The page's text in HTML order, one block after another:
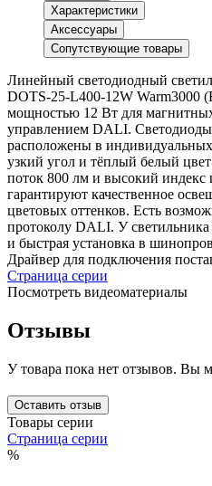
Характеристики
Аксессуары
Сопутствующие товары
Линейный светодиодный
DOTS-25-L400-12W Warm3000
мощностью 12 Вт для
управлением DALI.
расположены в
узкий угол и тёплый белый
поток 800 лм и высокий индекс
гарантируют качественное
цветовых оттенков. Есть
протоколу DALI. У
и быстрая установка в
Драйвер для подключения
Страница серии
Посмотреть видеоматериалы
Отзывы
У товара пока нет отзывов. Вы
Оставить отзыв
Товары серии
Страница серии
%